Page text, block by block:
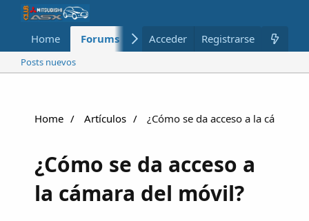
Home Forums Nuevo Miembros
Acceder Registrarse
Posts nuevos
Home Artículos ¿Cómo se da acceso a la cámara
¿Cómo se da acceso a
la cámara del móvil?